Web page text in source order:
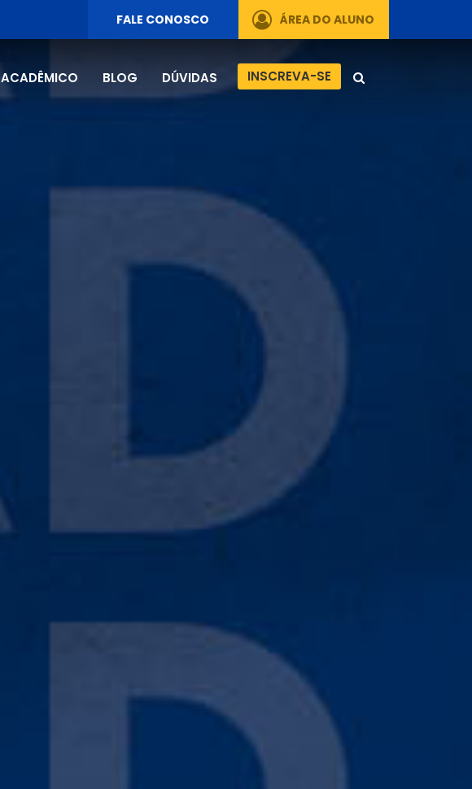
FALE CONOSCO ÁREA DO ALUNO
ACADÊMICO BLOG DÚVIDAS INSCREVA-SE